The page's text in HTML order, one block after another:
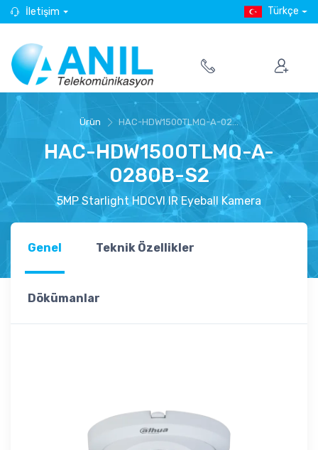
İletişim Türkçe
Ürün HAC-HDW1500TLMQ-A-02...
HAC-HDW1500TLMQ-A-
0280B-S2
5MP Starlight HDCVI IR Eyeball Kamera
Genel Teknik Özellikler
Dökümanlar